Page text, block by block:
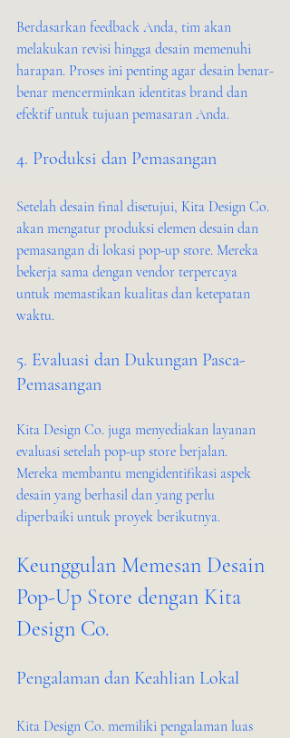
Berdasarkan feedback Anda, tim akan
melakukan revisi hingga desain memenuhi
harapan. Proses ini penting agar desain benar-
benar mencerminkan identitas brand dan
efektif untuk tujuan pemasaran Anda.
4. Produksi dan Pemasangan
Setelah desain final disetujui, Kita Design Co.
akan mengatur produksi elemen desain dan
pemasangan di lokasi pop-up store. Mereka
bekerja sama dengan vendor terpercaya
untuk memastikan kualitas dan ketepatan
waktu.
5. Evaluasi dan Dukungan Pasca-
Pemasangan
Kita Design Co. juga menyediakan layanan
evaluasi setelah pop-up store berjalan.
Mereka membantu mengidentifikasi aspek
desain yang berhasil dan yang perlu
diperbaiki untuk proyek berikutnya.
Keunggulan Memesan Desain
Pop-Up Store dengan Kita
Design Co.
Pengalaman dan Keahlian Lokal
Kita Design Co. memiliki pengalaman luas